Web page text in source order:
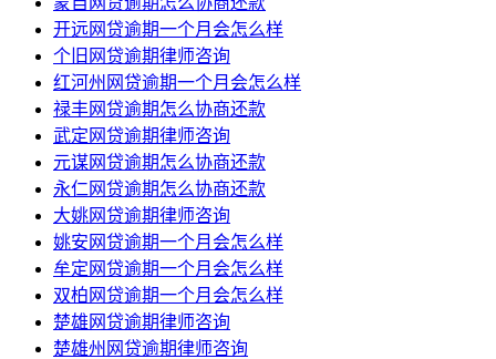
开远网贷逾期一个月会怎么样
个旧网贷逾期律师咨询
红河州网贷逾期一个月会怎么样
禄丰网贷逾期怎么协商还款
武定网贷逾期律师咨询
元谋网贷逾期怎么协商还款
永仁网贷逾期怎么协商还款
大姚网贷逾期律师咨询
姚安网贷逾期一个月会怎么样
牟定网贷逾期一个月会怎么样
双柏网贷逾期一个月会怎么样
楚雄网贷逾期律师咨询
楚雄州网贷逾期律师咨询